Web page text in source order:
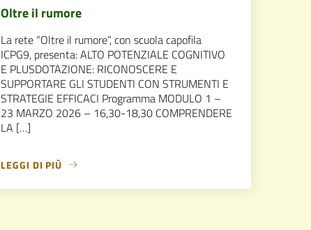
Oltre il rumore
La rete “Oltre il rumore”, con scuola capofila
ICPG9, presenta: ALTO POTENZIALE COGNITIVO
E PLUSDOTAZIONE: RICONOSCERE E
SUPPORTARE GLI STUDENTI CON STRUMENTI E
STRATEGIE EFFICACI Programma MODULO 1 –
23 MARZO 2026 – 16,30-18,30 COMPRENDERE
LA […]
LEGGI DI PIÙ